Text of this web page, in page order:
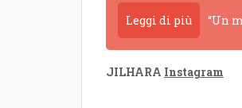
Leggi di più “Un
JILHARA Instagram